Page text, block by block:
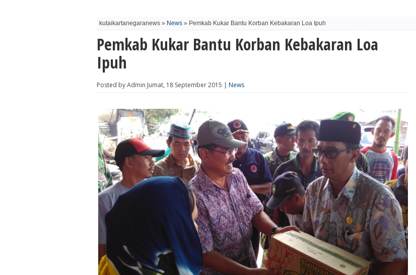
kutaikartanegaranews » News » Pemkab Kukar Bantu Korban Kebakaran Loa Ipuh
Pemkab Kukar Bantu Korban Kebakaran Loa
Ipuh
Posted by Admin Jumat, 18 September 2015 | News